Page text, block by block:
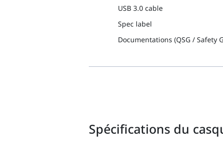
USB 3.0 cable
Spec label
Documentations (QSG / Safety
Spécifications du